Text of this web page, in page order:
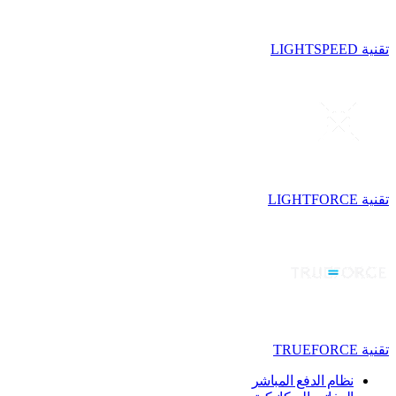
تقنية LIGHTSPEED
تقنية LIGHTFORCE
تقنية TRUEFORCE
نظام الدفع المباشر